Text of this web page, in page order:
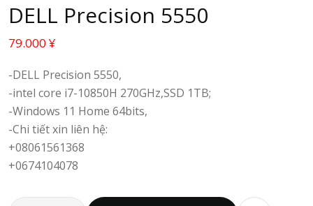
DELL Precision 5550
79.000 ¥
-DELL Precision 5550,
-intel core i7-10850H 270GHz,SSD 1TB;
-Windows 11 Home 64bits,
-Chi tiết xin liên hệ:
+08061561368
+0674104078